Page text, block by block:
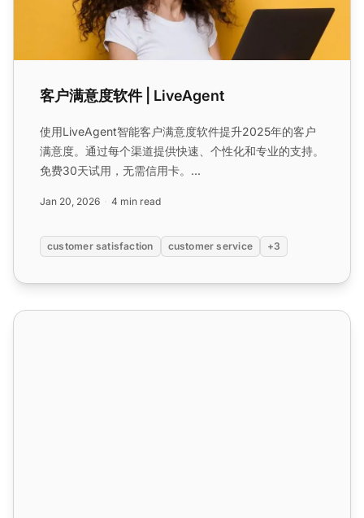
客户满意度软件 | LiveAgent
使用LiveAgent智能客户满意度软件提升2025年的客户
满意度。通过每个渠道提供快速、个性化和专业的支持。
免费30天试用，无需信用卡。...
Jan 20, 2026 4 min read
customer satisfaction customer service +3
客户成功软件 | LiveAgent